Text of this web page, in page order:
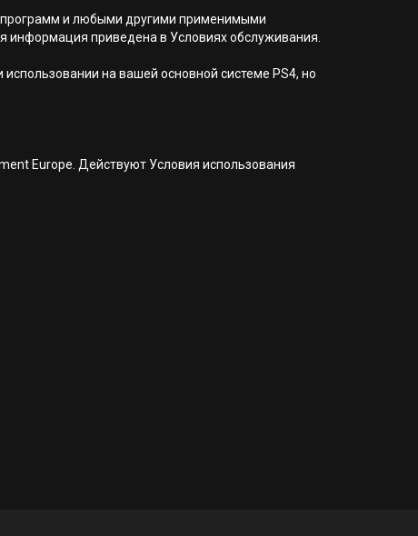
программ и любыми другими применимыми
информация приведена в Условиях обслуживания.
на вашей основной системе PS4, но
Europe. Действуют Условия использования